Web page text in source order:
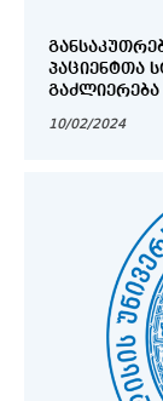
ᲞᲐᲪᲘᲔᲜᲢᲗᲐ
10/02/2024